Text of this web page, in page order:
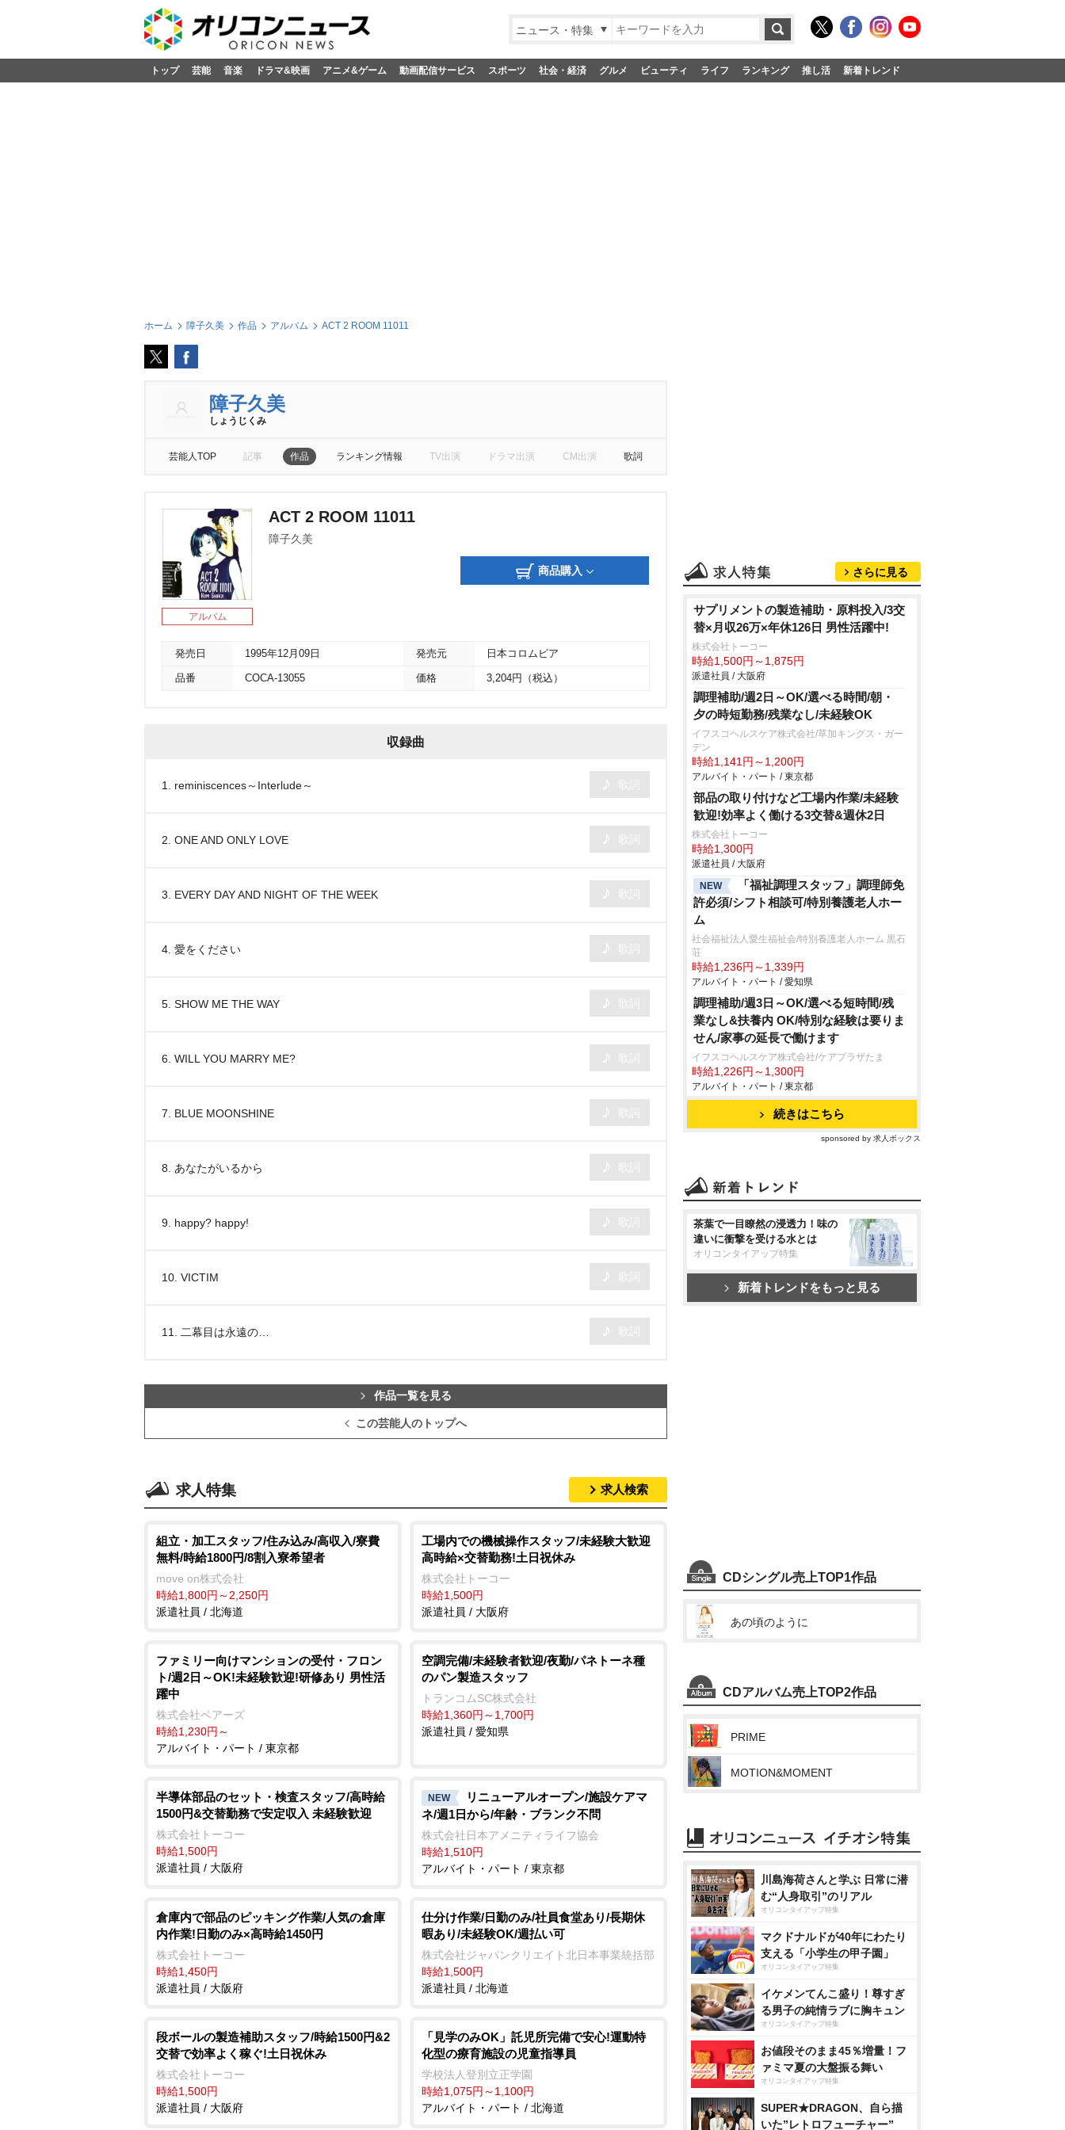
ニュース・特集
トップ 芸能 音楽 ドラマ&映画 アニメ&ゲーム 動画配信サービス スポーツ 社会・経済 グルメ ビューティ ライフ ランキング 推し活 新着トレンド
ホーム 障子久美 作品 アルバム ACT 2 ROOM 11011
障子久美
しょうじくみ
芸能人TOP 記事 作品 ランキング情報 TV出演 ドラマ出演 CM出演 歌詞
アルバム
ACT 2 ROOM 11011
障子久美
商品購入
発売日 1995年12月09日 発売元 日本コロムビア
品番 COCA-13055 価格 3,204円（税込）
収録曲
1. reminiscences～Interlude～
2. ONE AND ONLY LOVE
3. EVERY DAY AND NIGHT OF THE WEEK
4. 愛をください
5. SHOW ME THE WAY
6. WILL YOU MARRY ME?
7. BLUE MOONSHINE
8. あなたがいるから
9. happy? happy!
10. VICTIM
11. 二幕目は永遠の…
作品一覧を見る
この芸能人のトップへ
求人特集 求人検索
組立・加工スタッフ/住み込み/高収入/寮費
無料/時給1800円/8割入寮希望者
move on株式会社
時給1,800円～2,250円
派遣社員 / 北海道
工場内での機械操作スタッフ/未経験大歓迎
高時給×交替勤務!土日祝休み
株式会社トーコー
時給1,500円
派遣社員 / 大阪府
ファミリー向けマンションの受付・フロン
ト/週2日～OK!未経験歓迎!研修あり 男性活
躍中
株式会社ベアーズ
時給1,230円～
アルバイト・パート / 東京都
空調完備/未経験者歓迎/夜勤/パネトーネ種
のパン製造スタッフ
トランコムSC株式会社
時給1,360円～1,700円
派遣社員 / 愛知県
半導体部品のセット・検査スタッフ/高時給
1500円&交替勤務で安定収入 未経験歓迎
株式会社トーコー
時給1,500円
派遣社員 / 大阪府
NEW
リニューアルオープン/施設ケアマ
ネ/週1日から/年齢・ブランク不問
株式会社日本アメニティライフ協会
時給1,510円
アルバイト・パート / 東京都
倉庫内で部品のピッキング作業/人気の倉庫
内作業!日勤のみ×高時給1450円
株式会社トーコー
時給1,450円
派遣社員 / 大阪府
仕分け作業/日勤のみ/社員食堂あり/長期休
暇あり/未経験OK/週払い可
株式会社ジャパンクリエイト北日本事業統括部
時給1,500円
派遣社員 / 北海道
段ボールの製造補助スタッフ/時給1500円&2
交替で効率よく稼ぐ!土日祝休み
株式会社トーコー
時給1,500円
派遣社員 / 大阪府
「見学のみOK」託児所完備で安心!運動特
化型の療育施設の児童指導員
学校法人登別立正学園
時給1,075円～1,100円
アルバイト・パート / 北海道
さらに見る
サプリメントの製造補助・原料投入/3交
替×月収26万×年休126日 男性活躍中!
株式会社トーコー
時給1,500円～1,875円
派遣社員 / 大阪府
調理補助/週2日～OK/選べる時間/朝・
夕の時短勤務/残業なし/未経験OK
イフスコヘルスケア株式会社/草加キングス・ガー
デン
時給1,141円～1,200円
アルバイト・パート / 東京都
部品の取り付けなど工場内作業/未経験
歓迎!効率よく働ける3交替&週休2日
株式会社トーコー
時給1,300円
派遣社員 / 大阪府
NEW
「福祉調理スタッフ」調理師免
許必須/シフト相談可/特別養護老人ホー
ム
社会福祉法人愛生福祉会/特別養護老人ホーム 黒石
荘
時給1,236円～1,339円
アルバイト・パート / 愛知県
調理補助/週3日～OK/選べる短時間/残
業なし&扶養内 OK/特別な経験は要りま
せん/家事の延長で働けます
イフスコヘルスケア株式会社/ケアプラザたま
時給1,226円～1,300円
アルバイト・パート / 東京都
続きはこちら
sponsored by 求人ボックス
茶葉で一目瞭然の浸透力！味の
違いに衝撃を受ける水とは
オリコンタイアップ特集
新着トレンドをもっと見る
CDシングル売上TOP1作品
あの頃のように
CDアルバム売上TOP2作品
PRIME
MOTION&MOMENT
川島海荷さんと学ぶ 日常に潜
む“人身取引”のリアル
オリコンタイアップ特集
マクドナルドが40年にわたり
支える「小学生の甲子園」
オリコンタイアップ特集
イケメンてんこ盛り！尊すぎ
る男子の純情ラブに胸キュン
オリコンタイアップ特集
お値段そのまま45％増量！フ
ァミマ夏の大盤振る舞い
オリコンタイアップ特集
SUPER★DRAGON、自ら描
いた”レトロフューチャー”